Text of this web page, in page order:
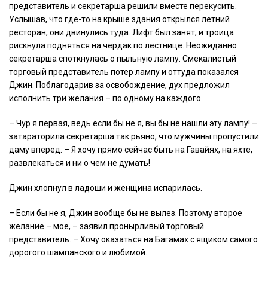
представитель и секретарша решили вместе перекусить.
Услышав, что где-то на крыше здания открылся летний
ресторан, они двинулись туда. Лифт был занят, и троица
рискнула подняться на чердак по лестнице. Неожиданно
секретарша споткнулась о пыльную лампу. Смекалистый
торговый представитель потер лампу и оттуда показался
Джин. Поблагодарив за освобождение, дух предложил
исполнить три желания – по одному на каждого.
– Чур я первая, ведь если бы не я, вы бы не нашли эту лампу! –
затараторила секретарша так рьяно, что мужчины пропустили
даму вперед. – Я хочу прямо сейчас быть на Гавайях, на яхте,
развлекаться и ни о чем не думать!
Джин хлопнул в ладоши и женщина испарилась.
– Если бы не я, Джин вообще бы не вылез. Поэтому второе
желание – мое, – заявил пронырливый торговый
представитель. – Хочу оказаться на Багамах с ящиком самого
дорогого шампанского и любимой.